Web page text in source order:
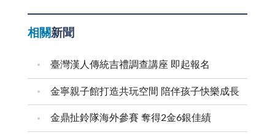
相關新聞
臺灣漢人傳統吉禮調查講座 即起報名
金寧親子館打造共玩空間 陪伴孩子快樂成長
金鼎扯鈴隊海外參賽 奪得2金6銀佳績